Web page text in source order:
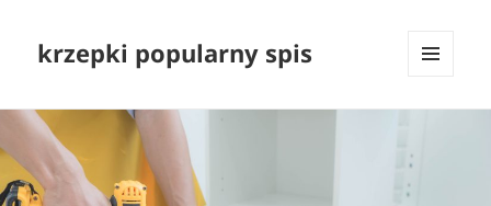
krzepki popularny spis